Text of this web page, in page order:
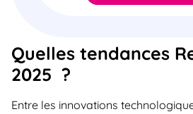
Quelles tendances
2025 ?
Entre les innovations